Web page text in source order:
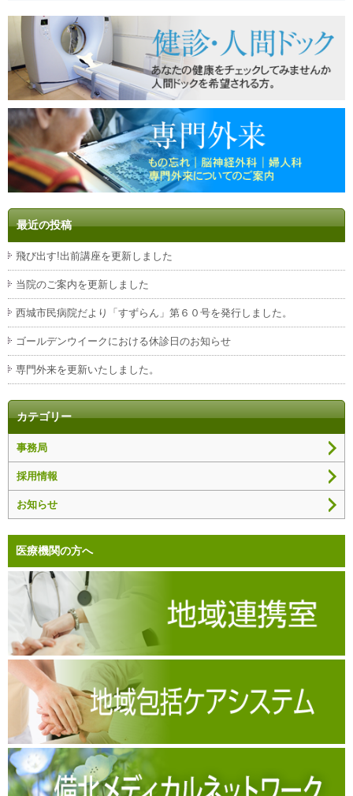
最近の投稿
飛び出す!出前講座を更新しました
当院のご案内を更新しました
西城市民病院だより「すずらん」第６０号を発行しました。
ゴールデンウイークにおける休診日のお知らせ
専門外来を更新いたしました。
カテゴリー
事務局
採用情報
お知らせ
医療機関の方へ